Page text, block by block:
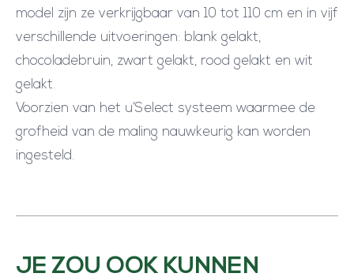
model zijn ze verkrijgbaar van 10 tot 110 cm en in vijf
verschillende uitvoeringen: blank gelakt,
chocoladebruin, zwart gelakt, rood gelakt en wit
gelakt.
Voorzien van het u’Select systeem waarmee de
grofheid van de maling nauwkeurig kan worden
ingesteld.
JE ZOU OOK KUNNEN